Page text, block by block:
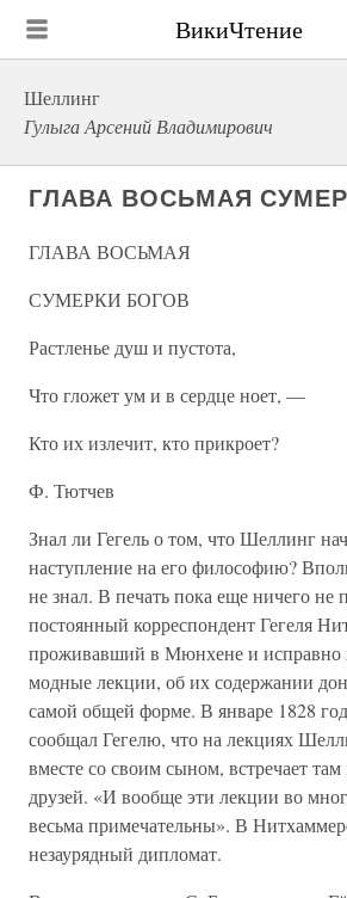
ВикиЧтение
Шеллинг
Гулыга Арсений Владимирович
ГЛАВА ВОСЬМАЯ
ГЛАВА ВОСЬМАЯ
СУМЕРКИ БОГОВ
Растленье душ и пустота,
Что гложет ум и в сердце ноет, —
Кто их излечит, кто прикроет?
Ф. Тютчев
Знал ли Гегель о том, что Шеллинг
наступление на его философию?
не знал. В печать пока еще ничего не
постоянный корреспондент Гегеля
проживавший в Мюнхене и исправно
модные лекции, об их содержании
самой общей форме. В январе 1828
сообщал Гегелю, что на лекциях
вместе со своим сыном, встречает
друзей. «И вообще эти лекции во
весьма примечательны». В
незаурядный дипломат.